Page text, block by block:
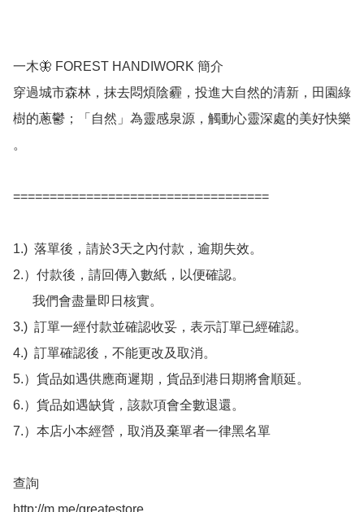
一木🦋 FOREST HANDIWORK 簡介
穿過城市森林，抹去悶煩陰霾，投進大自然的清新，田園綠
樹的蔥鬱；「自然」為靈感泉源，觸動心靈深處的美好快樂
。
===================================
1.)  落單後，請於3天之內付款，逾期失效。
2.）付款後，請回傳入數紙，以便確認。
3.)  訂單一經付款並確認收妥，表示訂單已經確認。
4.)  訂單確認後，不能更改及取消。
5.）貨品如遇供應商遲期，貨品到港日期將會順延。
6.）貨品如遇缺貨，該款項會全數退還。
7.）本店小本經營，取消及棄單者一律黑名單
查詢